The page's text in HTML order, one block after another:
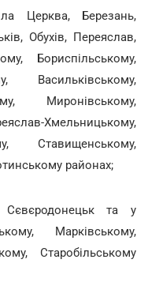
Церква, Березань,
Обухів, Переяслав,
Бориспільському,
Васильківському,
Миронівському,
Хмельницькому,
Ставищенському,
районах;
Сєвєродонецьк та у
Марківському,
Старобільському